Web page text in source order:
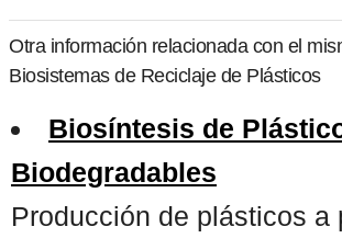
Otra información relacionada con el
Biosistemas de Reciclaje de Plásticos
Biosíntesis de
Biodegradables
Producción de plásticos a